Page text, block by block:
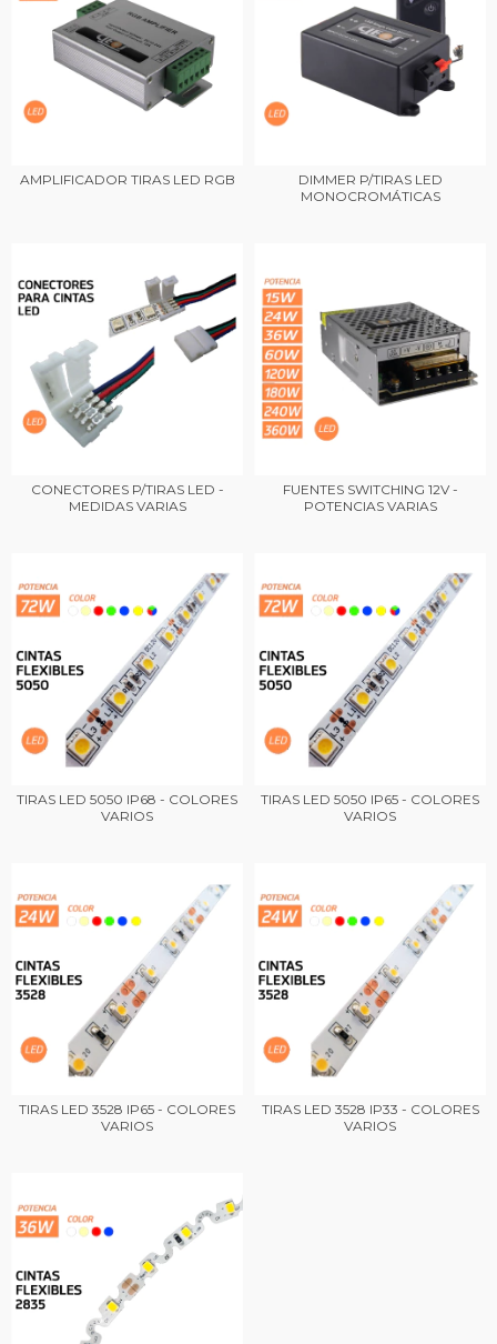
AMPLIFICADOR TIRAS LED RGB
DIMMER P/TIRAS LED
MONOCROMÁTICAS
CONECTORES P/TIRAS LED -
MEDIDAS VARIAS
FUENTES SWITCHING 12V -
POTENCIAS VARIAS
TIRAS LED 5050 IP68 - COLORES
VARIOS
TIRAS LED 5050 IP65 - COLORES
VARIOS
TIRAS LED 3528 IP65 - COLORES
VARIOS
TIRAS LED 3528 IP33 - COLORES
VARIOS